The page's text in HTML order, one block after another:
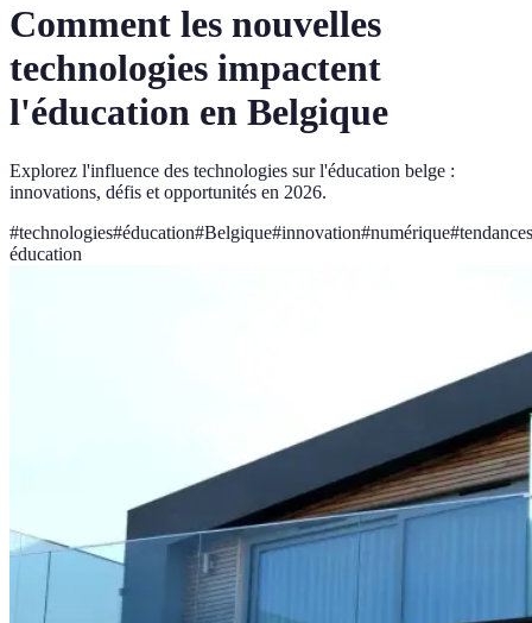
Comment les nouvelles
technologies impactent
l'éducation en Belgique
Explorez l'influence des technologies sur l'éducation belge :
innovations, défis et opportunités en 2026.
#technologies#éducation#Belgique#innovation#numérique#tendances
éducation